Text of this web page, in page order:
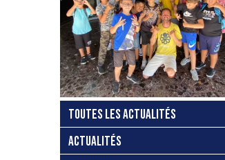
TOUTES LES ACTUALITÉS
ACTUALITÉS